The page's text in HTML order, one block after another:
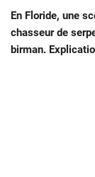
En Floride, une
chasseur de
birman.